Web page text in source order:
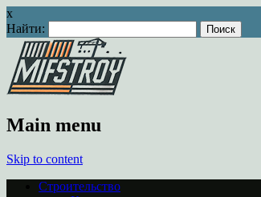
x
Найти:
Main menu
Skip to content
Строительство